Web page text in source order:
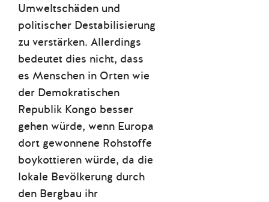
Umweltschäden und
politischer Destabilisierung
zu verstärken. Allerdings
bedeutet dies nicht, dass
es Menschen in Orten wie
der Demokratischen
Republik Kongo besser
gehen würde, wenn Europa
dort gewonnene Rohstoffe
boykottieren würde, da die
lokale Bevölkerung durch
den Bergbau ihr